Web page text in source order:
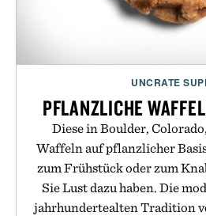
UNCRATE
PFLANZLICHE
Diese in Boulder,
Waffeln auf pflanzlicher
zum Frühstück oder zum
Sie Lust dazu haben. Die
jahrhundertealten Tradition